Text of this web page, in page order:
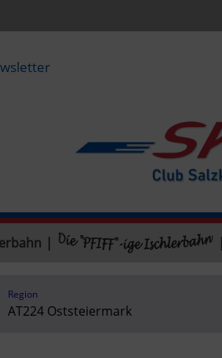
Region
AT224 Oststeiermark